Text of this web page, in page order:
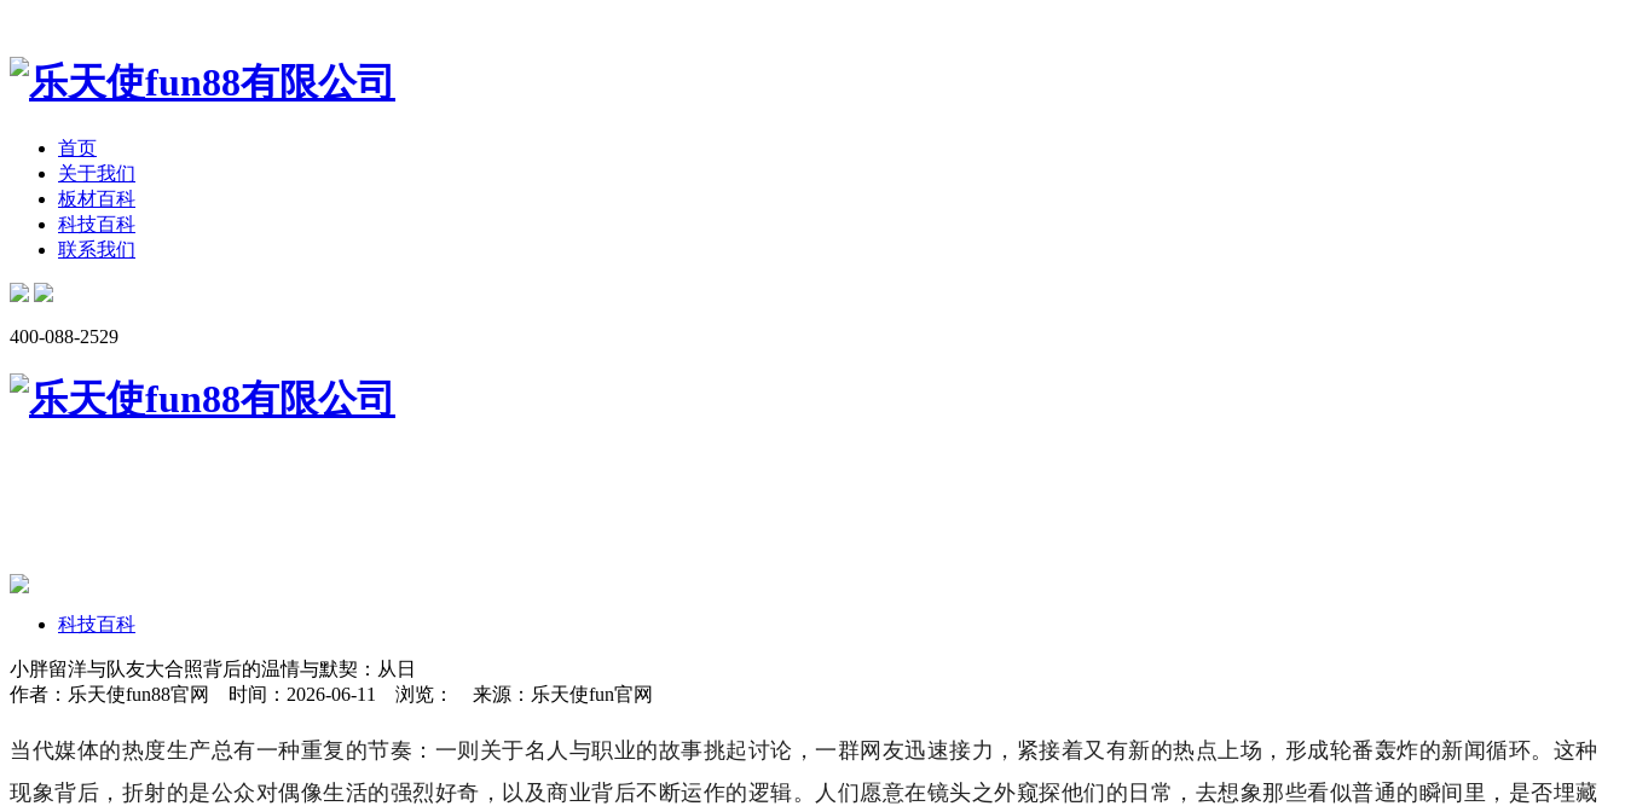
首页
关于我们
板材百科
科技百科
联系我们
400-088-2529
科技百科
小胖留洋与队友大合照背后的温情与默契：从日
作者：乐天使fun88官网 时间：2026-06-11 浏览：
来源：乐天使fun官网
当代媒体的热度生产总有一种重复的节奏：一则关于名人与职业的故事挑起讨论，一群网友迅速接力，紧接着又有新的热点上场，形成轮番轰炸的新闻循环。这种
现象背后，折射的是公众对偶像生活的强烈好奇，以及商业背后不断运作的逻辑。人们愿意在镜头之外窥探他们的日常，去想象那些看似普通的瞬间里，是否埋藏